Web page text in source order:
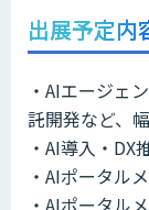
出展予定内
・AIエージェ
託開発など、
・AI導入・DX
・AIポータル
・AIポータル